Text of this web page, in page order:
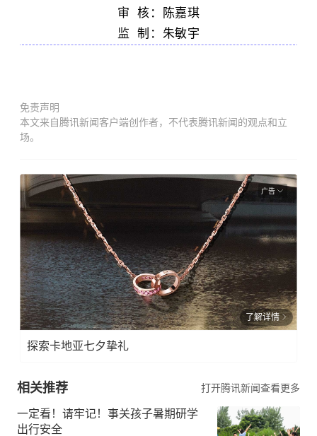
审 核：陈嘉琪
监
制：朱敏宇
免责声明
本文来自腾讯新闻客户端创作者，不代表腾讯新闻的观点和立
场。
广告
了解详情
探索卡地亚七夕挚礼
相关推荐 打开腾讯新闻查看更多
一定看！请牢记！事关孩子暑期研学
出行安全